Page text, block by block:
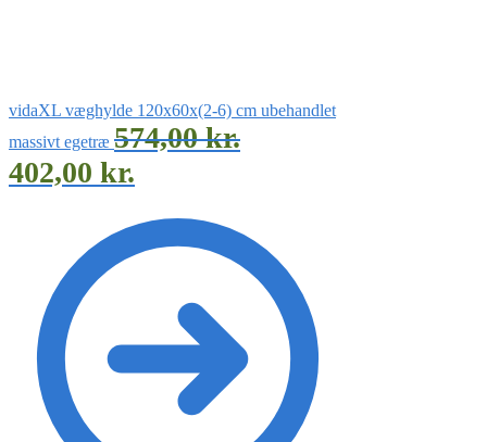
vidaXL væghylde 120x60x(2-6) cm ubehandlet
massivt egetræ 574,00kr.
402,00 kr.